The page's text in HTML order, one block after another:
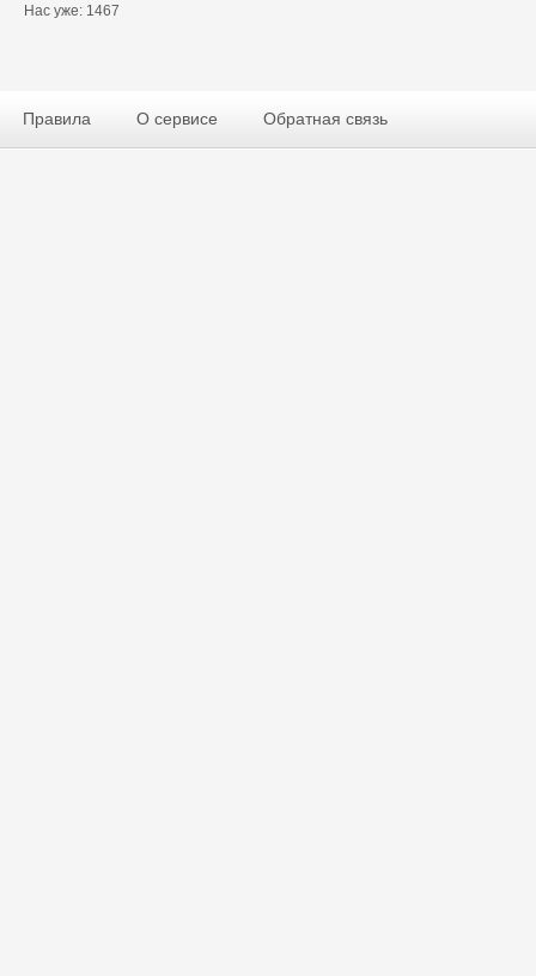
Нас уже: 1467
Правила О сервисе Обратная связь